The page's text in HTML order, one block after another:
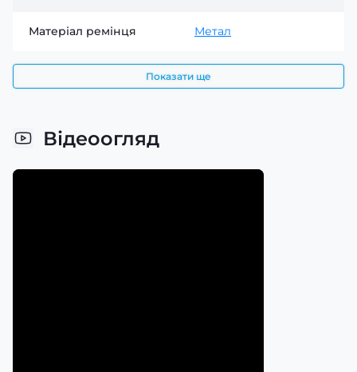
Матеріал ремінця Метал
Показати ще
Відеоогляд